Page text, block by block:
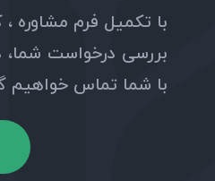
با تکمیل فرم مشاوره ،
بررسی درخواست شما،
با شما تماس خواهیم